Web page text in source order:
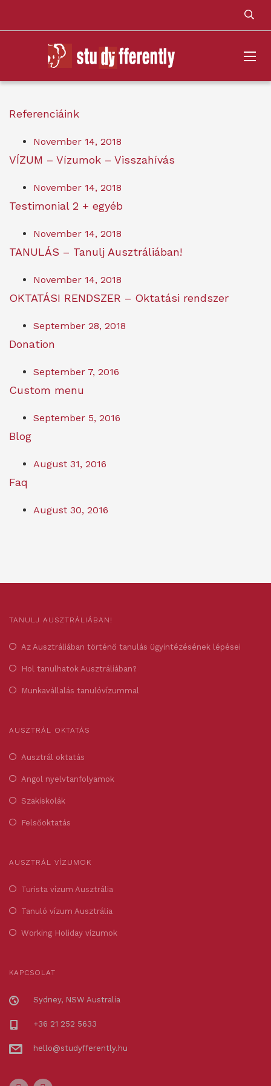
Referenciáink
November 14, 2018
VÍZUM – Vízumok – Visszahívás
November 14, 2018
Testimonial 2 + egyéb
November 14, 2018
TANULÁS – Tanulj Ausztráliában!
November 14, 2018
OKTATÁSI RENDSZER – Oktatási rendszer
September 28, 2018
Donation
September 7, 2016
Custom menu
September 5, 2016
Blog
August 31, 2016
Faq
August 30, 2016
TANULJ AUSZTRÁLIÁBAN!
Az Ausztráliában történő tanulás ügyintézésének lépései
Hol tanulhatok Ausztráliában?
Munkavállalás tanulóvízummal
AUSZTRÁL OKTATÁS
Ausztrál oktatás
Angol nyelvtanfolyamok
Szakiskolák
Felsőoktatás
AUSZTRÁL VÍZUMOK
Turista vízum Ausztrália
Tanuló vízum Ausztrália
Working Holiday vízumok
KAPCSOLAT
Sydney, NSW Australia
+36 21 252 5633
hello@studyfferently.hu